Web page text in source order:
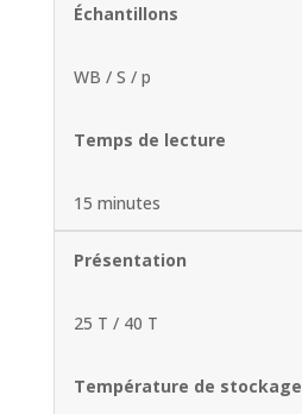
Échantillons
WB / S / p
Temps de lecture
15 minutes
Présentation
25 T / 40 T
Température de stockage